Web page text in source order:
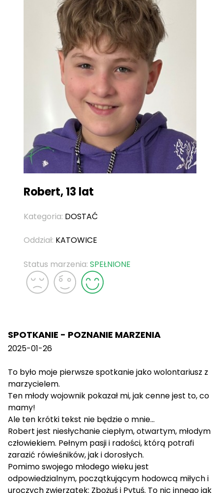
Robert, 13 lat
Kategoria: DOSTAĆ
Oddział: KATOWICE
Status marzenia: SPEŁNIONE
SPOTKANIE - POZNANIE MARZENIA
2025-01-26
To było moje pierwsze spotkanie jako wolontariusz z
marzycielem.
Ten młody wojownik pokazał mi, jak cenne jest to, co
mamy!
Ale ten krótki tekst nie będzie o mnie...
Robert jest niesłychanie ciepłym, otwartym, młodym
człowiekiem. Pełnym pasji i radości, którą potrafi
zarazić rówieśników, jak i dorosłych.
Pomimo swojego młodego wieku jest
odpowiedzialnym, początkującym hodowcą miłych i
uroczych zwierzątek: Zbożuś i Pytuś. To nic innego jak